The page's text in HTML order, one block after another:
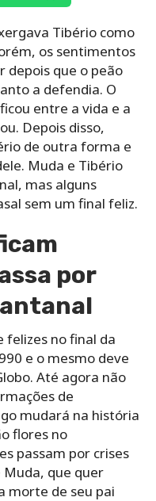
Tibério como
os sentimentos
depois que o peão
a defendia. O
entre a vida e a
Depois disso,
de outra forma e
Muda e Tibério
mas alguns
sem um final feliz.
por
felizes no final da
e o mesmo deve
Até agora não
de
mudará na história
flores no
passam por crises
Muda, que quer
morte de seu pai